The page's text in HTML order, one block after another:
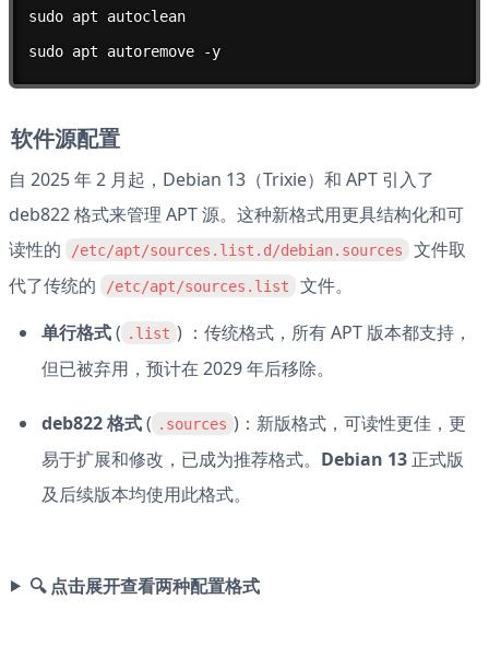
sudo apt autoclean
sudo apt autoremove -y
软件源配置
自 2025 年 2 月起，Debian 13（Trixie）和 APT 引入了
deb822 格式来管理 APT 源。这种新格式用更具结构化和可
读性的 ⁠
/etc/apt/sources.list.d/debian.sources
文件取
代了传统的
⁠/etc/apt/sources.list
文件。
单行格式 ( .list ) ：传统格式，所有 APT 版本都支持，
但已被弃用，预计在 2029 年后移除。
deb822 格式 ( .sources )：新版格式，可读性更佳，更
易于扩展和修改，已成为推荐格式。 Debian 13 正式版
及后续版本均使用此格式。
🔍 点击展开查看两种配置格式